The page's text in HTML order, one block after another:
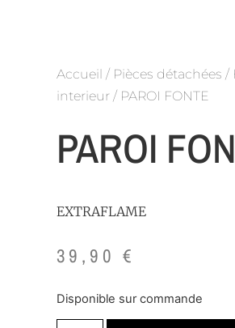
Accueil / Pièces détachées /
interieur / PAROI FONTE
PAROI
EXTRAFLAME
39,90€
Disponible sur commande